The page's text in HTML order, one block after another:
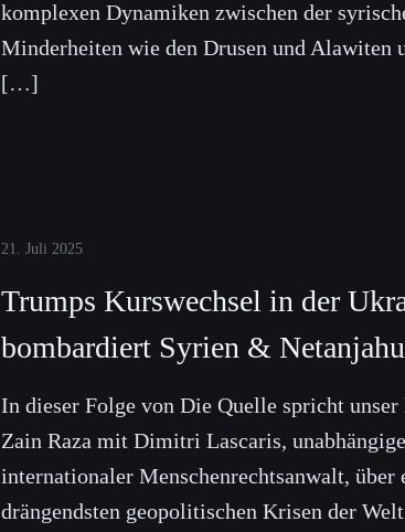
komplexen Dynamiken zwischen der
Minderheiten wie den Drusen und Alawiten
[…]
21. Juli 2025
Trumps Kurswechsel in der
bombardiert Syrien &
In dieser Folge von Die Quelle spricht
Zain Raza mit Dimitri Lascaris,
internationaler Menschenrechtsanwalt, über
drängendsten geopolitischen Krisen der